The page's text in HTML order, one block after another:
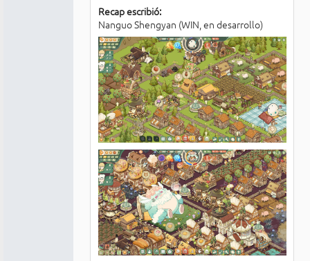
Recap escribió:
Nanguo Shengyan (WIN, en desarrollo)